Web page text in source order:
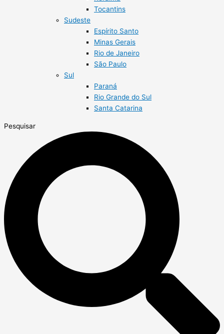
Tocantins
Sudeste
Espírito Santo
Minas Gerais
Rio de Janeiro
São Paulo
Sul
Paraná
Rio Grande do Sul
Santa Catarina
Pesquisar